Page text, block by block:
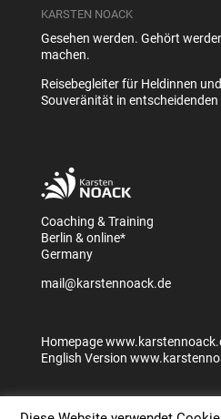
KARSTEN NOACK
Gesehen werden. Gehört
machen.
Reisebegleiter für Heldinnen
Souveränität in
Coaching & Training
Berlin & online*
Germany
mail@karstennoack.de
Homepage
English Version